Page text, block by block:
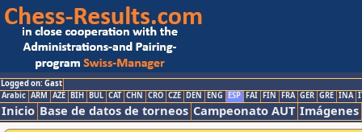
Logged on: Gast
Arabic ARM AZE BIH BUL CAT CHN CRO CZE DEN ENG ESP FAI FIN FRA GER GRE INA
Inicio Base de datos de torneos Campeonato AUT Imágenes